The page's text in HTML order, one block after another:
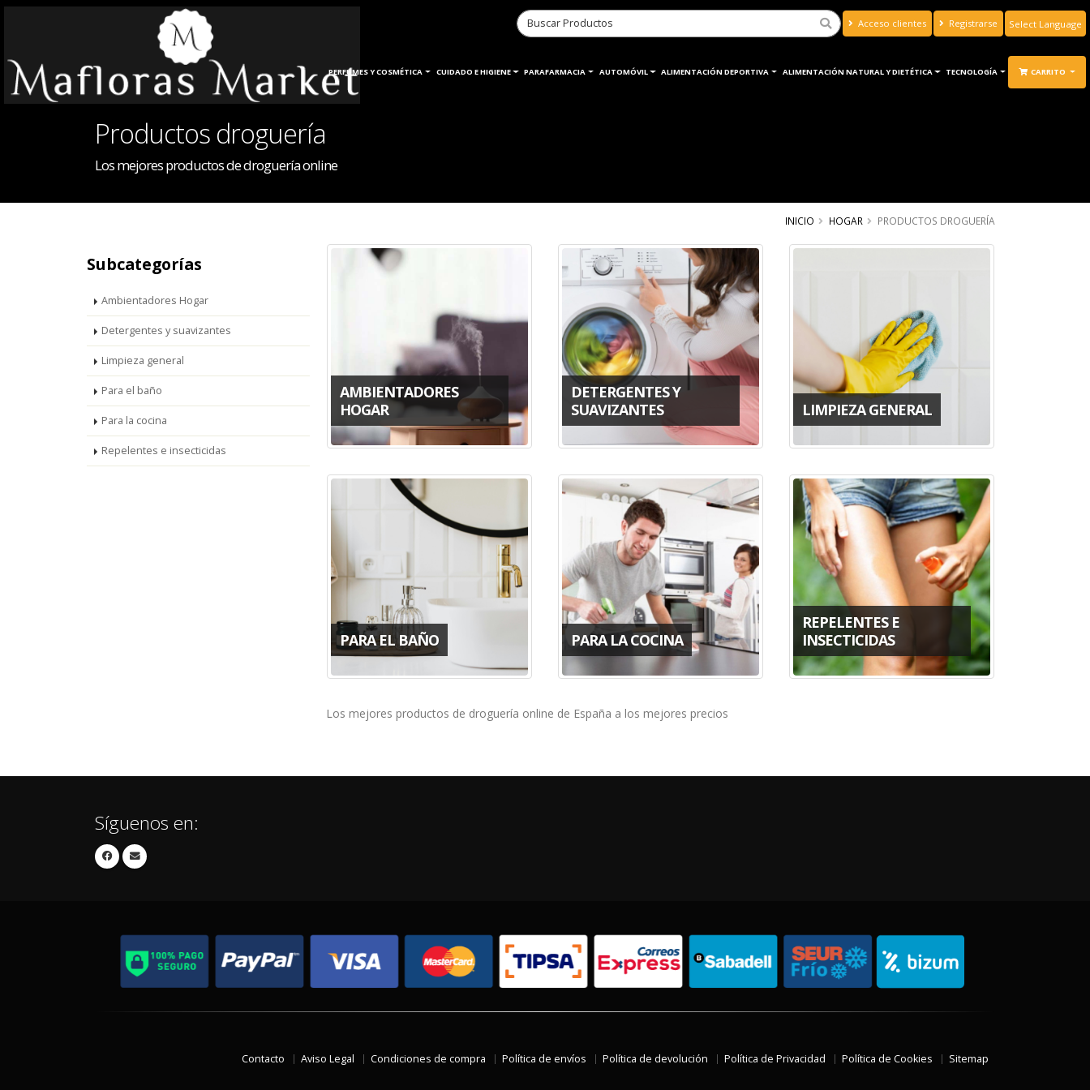
Acceso clientes Registrarse
Translate
HOGAR PERFUMES Y COSMÉTICA CUIDADO E HIGIENE PARAFARMACIA AUTOMÓVIL ALIMENTACIÓN DEPORTIVA ALIMENTACIÓN NATURAL Y DIETÉTICA TECNOLOGÍA CARRITO
Productos droguería
Los mejores productos de droguería online
INICIO HOGAR PRODUCTOS DROGUERÍA
Subcategorías
Ambientadores Hogar
Detergentes y suavizantes
Limpieza general
Para el baño
Para la cocina
Repelentes e insecticidas
AMBIENTADORES
HOGAR
DETERGENTES Y
SUAVIZANTES
LIMPIEZA GENERAL
PARA EL BAÑO PARA LA COCINA
REPELENTES E
INSECTICIDAS
Los mejores productos de droguería online de España a los mejores precios
Síguenos en:
Contacto Aviso Legal Condiciones de compra Política de envíos Política de devolución Política de Privacidad Política de Cookies Sitemap